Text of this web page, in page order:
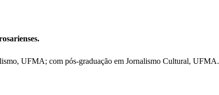
UFMA; com pós-graduação em Jornalismo Cultural, UFMA.